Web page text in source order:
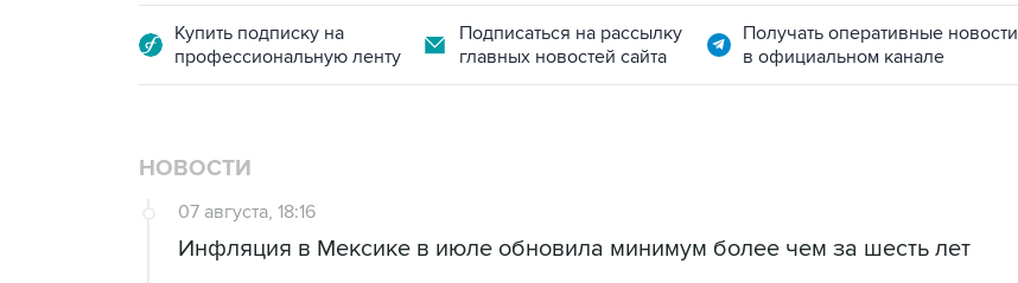
Купить подписку на
профессиональную ленту
Подписаться на рассылку
главных новостей сайта
Получать оперативные новости
в официальном канале
НОВОСТИ
07 августа, 18:16
Инфляция в Мексике в июле обновила минимум более чем за шесть лет